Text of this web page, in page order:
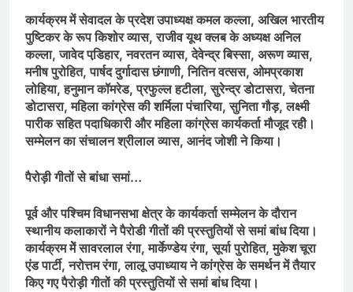
कार्यक्रम में सेवादल के प्रदेश उपाध्यक्ष कमल कल्ला, अखिल भारतीय
पुष्टिकर के रूप किशोर व्यास, राजीव यूथ क्लब के अध्यक्ष अनिल
कल्ला, जावेद पडि़हार, नवरतन व्यास, देवेन्द्र बिस्सा, अरूण व्यास,
मनीष पुरोहित, पार्षद दुर्गादास छंगाणी, नितिन वत्सस, ओमप्रकाश
लोहिया, हनुमान कॉमरेड, प्रफुल्ल हटीला, सुरेन्द्र डोटासरा, चेतना
डोटासरा, महिला कांग्रेस की शर्मिला पंचारिया, सुनिता गौड़, लक्ष्मी
पारीक सहित पदाधिकारी और महिला कांग्रेस कार्यकर्ता मौजूद रहीे।
सम्मेलन का संचालन श्रीलाल व्यास, आनंद जोशी ने किया।
पैरोड़ी गीतों से बांधा समां…
पूर्व और पश्चिम विधानसभा क्षेत्र के कार्यकर्ता सम्मेलन के दौरान
स्थानीय कलाकारों ने पैरोडी गीतों की प्रस्तुतियों से समां बांध दिया।
कार्यक्रम मेें सावरलाल रंगा, मार्केण्डेय रंगा, सूर्या पुरोहित, मुकेश चूरा
एंड पार्टी, नरोत्तम रंगा, लालू उपाध्याय ने कांग्रेस के समर्थन में तैयार
किए गए पैरोड़ी गीतों की प्रस्तुतियों से समां बांध दिया।